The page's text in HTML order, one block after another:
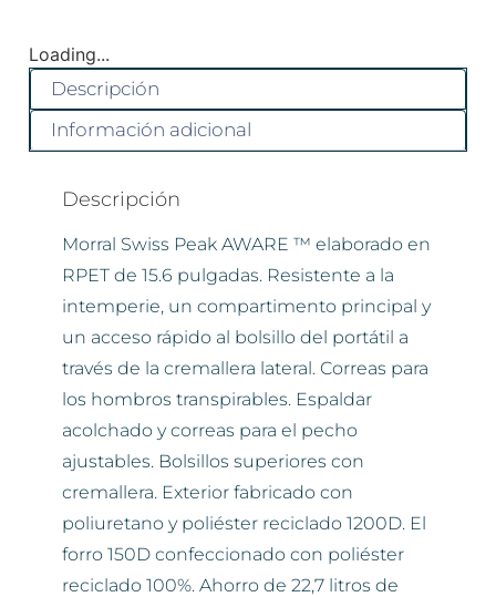
Loading...
Descripción
Información adicional
Descripción
Morral Swiss Peak AWARE ™ elaborado en
RPET de 15.6 pulgadas. Resistente a la
intemperie, un compartimento principal y
un acceso rápido al bolsillo del portátil a
través de la cremallera lateral. Correas para
los hombros transpirables. Espaldar
acolchado y correas para el pecho
ajustables. Bolsillos superiores con
cremallera. Exterior fabricado con
poliuretano y poliéster reciclado 1200D. El
forro 150D confeccionado con poliéster
reciclado 100%. Ahorro de 22,7 litros de